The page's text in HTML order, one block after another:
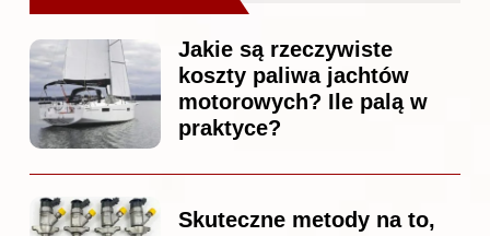
Jakie są rzeczywiste
koszty paliwa jachtów
motorowych? Ile palą w
praktyce?
Skuteczne metody na to,